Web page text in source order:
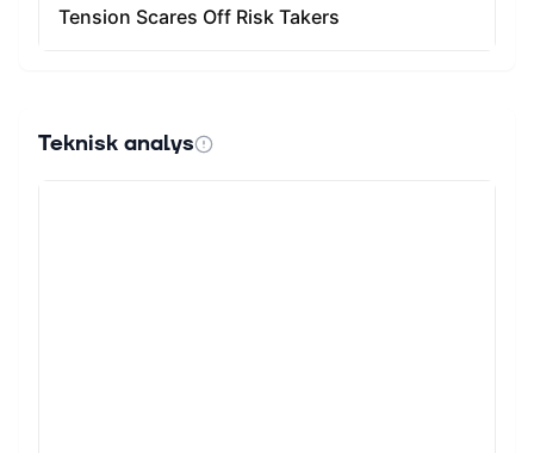
Teknisk analys